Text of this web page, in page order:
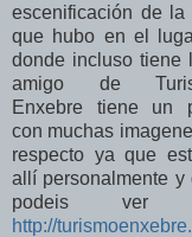
escenificación de
que hubo en el
donde incluso tiene
amigo de
Enxebre tiene un
con muchas
respecto ya que
allí personalmente y
podeis ver
http://